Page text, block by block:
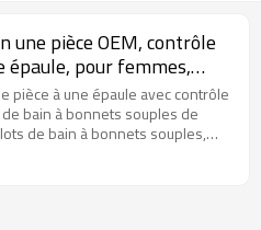
une pièce OEM, contrôle
épaule, pour femmes,
souple, costumes de
pièce à une épaule avec contrôle
bain à bonnets souples de
de bain à bonnets souples,
soutiens-gorge de sport